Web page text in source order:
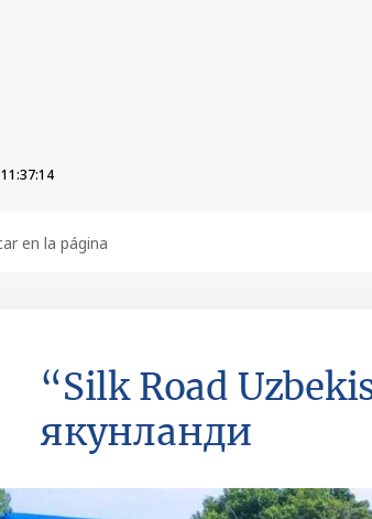
11:37:16
“Silk Road
якунланди